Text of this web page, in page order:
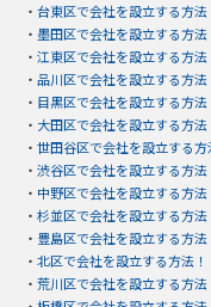
・ 台東区で会社を設立する方法
・ 墨田区で会社を設立する方法
・ 江東区で会社を設立する方法
・ 品川区で会社を設立する方法
・ 目黒区で会社を設立する方法
・ 大田区で会社を設立する方法
・ 世田谷区で会社を設立する方
・ 渋谷区で会社を設立する方法
・ 中野区で会社を設立する方法
・ 杉並区で会社を設立する方法
・ 豊島区で会社を設立する方法
・ 北区で会社を設立する方法！
・ 荒川区で会社を設立する方法